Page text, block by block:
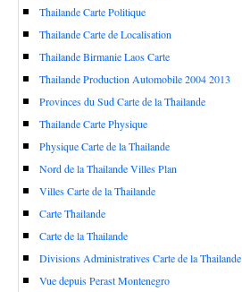
Thailande Carte Politique
Thailande Carte de Localisation
Thailande Birmanie Laos Carte
Thailande Production Automobile 2004 2013
Provinces du Sud Carte de la Thailande
Thailande Carte Physique
Physique Carte de la Thailande
Nord de la Thailande Villes Plan
Villes Carte de la Thailande
Carte Thailande
Carte de la Thailande
Divisions Administratives Carte de la Thailande
Vue depuis Perast Montenegro